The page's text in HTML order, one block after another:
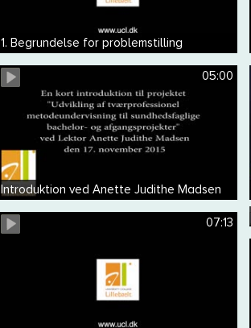
1. Begrundelse for problemstilling
05:00
Introduktion ved Anette Judithe Madsen
07:13